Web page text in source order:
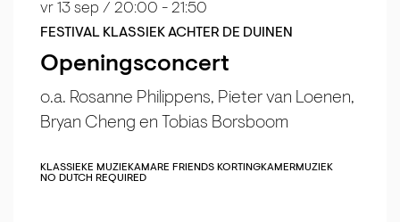
Openings­concert
o.a. Rosanne Philippens, Pieter van Loenen,
Bryan Cheng en Tobias Borsboom
FESTIVAL KLASSIEK ACHTER DE DUINEN
vr 13 sep / 20:00 - 21:50
KLASSIEKE MUZIEKAMARE FRIENDS KORTINGKAMERMUZIEK
NO DUTCH REQUIRED